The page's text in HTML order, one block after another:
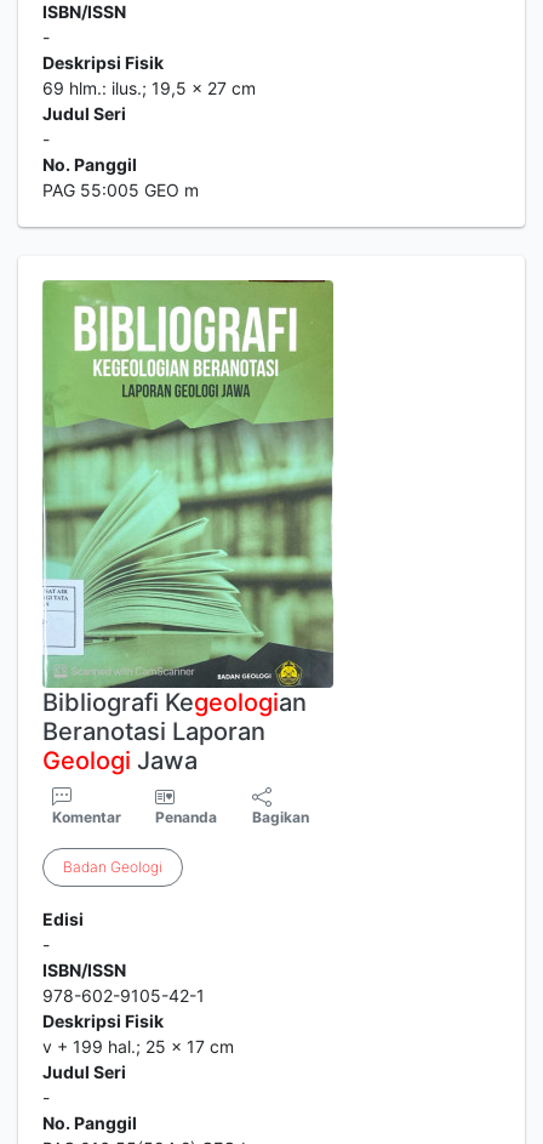
ISBN/ISSN
-
Deskripsi Fisik
69 hlm.: ilus.; 19,5 x 27 cm
Judul Seri
-
No. Panggil
PAG 55:005 GEO m
Bibliografi Kegeologian
Beranotasi Laporan
Geologi Jawa
Komentar Penanda Bagikan
Badan Geologi
Edisi
-
ISBN/ISSN
978-602-9105-42-1
Deskripsi Fisik
v + 199 hal.; 25 x 17 cm
Judul Seri
-
No. Panggil